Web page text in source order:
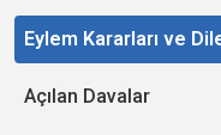
Eylem Kararları ve
Açılan Davalar